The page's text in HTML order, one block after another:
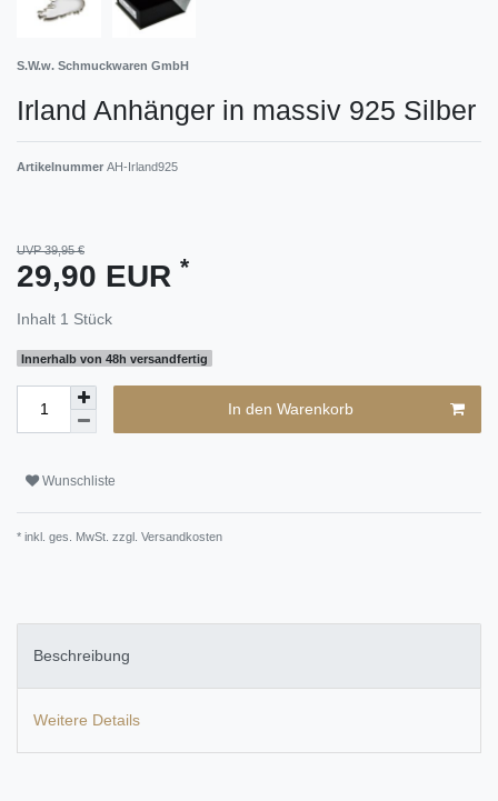
S.W.w. Schmuckwaren GmbH
Irland Anhänger in massiv 925 Silber
Artikelnummer AH-Irland925
UVP 39,95 €
29,90 EUR *
Inhalt 1 Stück
Innerhalb von 48h versandfertig
In den Warenkorb
Wunschliste
* inkl. ges. MwSt. zzgl. Versandkosten
Beschreibung
Weitere Details